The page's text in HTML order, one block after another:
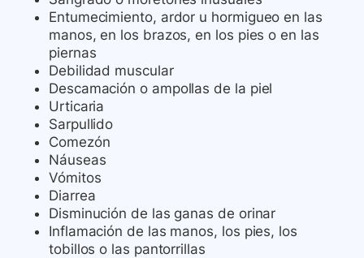
Entumecimiento, ardor u hormigueo en las
manos, en los brazos, en los pies o en las
piernas
Debilidad muscular
Descamación o ampollas de la piel
Urticaria
Sarpullido
Comezón
Náuseas
Vómitos
Diarrea
Disminución de las ganas de orinar
Inflamación de las manos, los pies, los
tobillos o las pantorrillas